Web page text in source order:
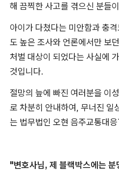
해 끔찍한 사고를 겪으신 분들
아이가 다쳤다는 미안함과 충
도 높은 조사와 언론에서만 보
처벌 대상이 되었다는 사실에
것입니다.
절망의 늪에 빠진 여러분을 이
로 차분히 안내하여, 무너진 일
는 법무법인 오현 음주교통대
"변호사님, 제 블랙박스에는